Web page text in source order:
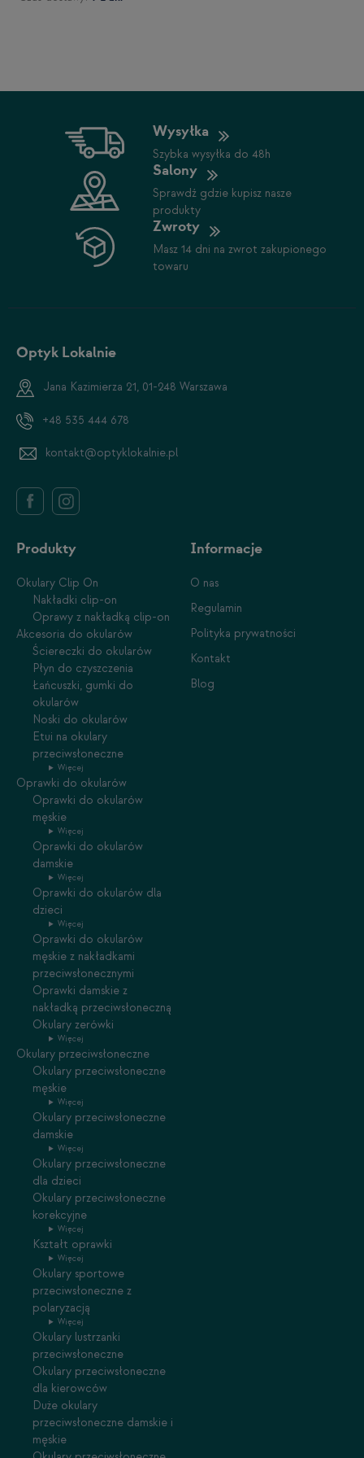
Wysyłka
Szybka wysyłka do 48h
Salony
Sprawdź gdzie kupisz nasze
produkty
Zwroty
Masz 14 dni na zwrot zakupionego
towaru
Optyk Lokalnie
Jana Kazimierza 21, 01-248 Warszawa
+48 535 444 678
kontakt@optyklokalnie.pl
Produkty
Okulary Clip On
Nakładki clip-on
Oprawy z nakładką clip-on
Akcesoria do okularów
Ściereczki do okularów
Płyn do czyszczenia
Łańcuszki, gumki do
okularów
Noski do okularów
Etui na okulary
przeciwsłoneczne
Więcej
Oprawki do okularów
Oprawki do okularów
męskie
Więcej
Oprawki do okularów
damskie
Więcej
Oprawki do okularów dla
dzieci
Więcej
Oprawki do okularów
męskie z nakładkami
przeciwsłonecznymi
Oprawki damskie z
nakładką przeciwsłoneczną
Okulary zerówki
Więcej
Okulary przeciwsłoneczne
Okulary przeciwsłoneczne
męskie
Więcej
Okulary przeciwsłoneczne
damskie
Więcej
Okulary przeciwsłoneczne
dla dzieci
Okulary przeciwsłoneczne
korekcyjne
Więcej
Kształt oprawki
Więcej
Okulary sportowe
przeciwsłoneczne z
polaryzacją
Więcej
Okulary lustrzanki
przeciwsłoneczne
Okulary przeciwsłoneczne
dla kierowców
Duże okulary
przeciwsłoneczne damskie i
męskie
Informacje
O nas
Regulamin
Polityka prywatności
Kontakt
Blog